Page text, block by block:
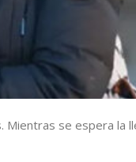
se espera la